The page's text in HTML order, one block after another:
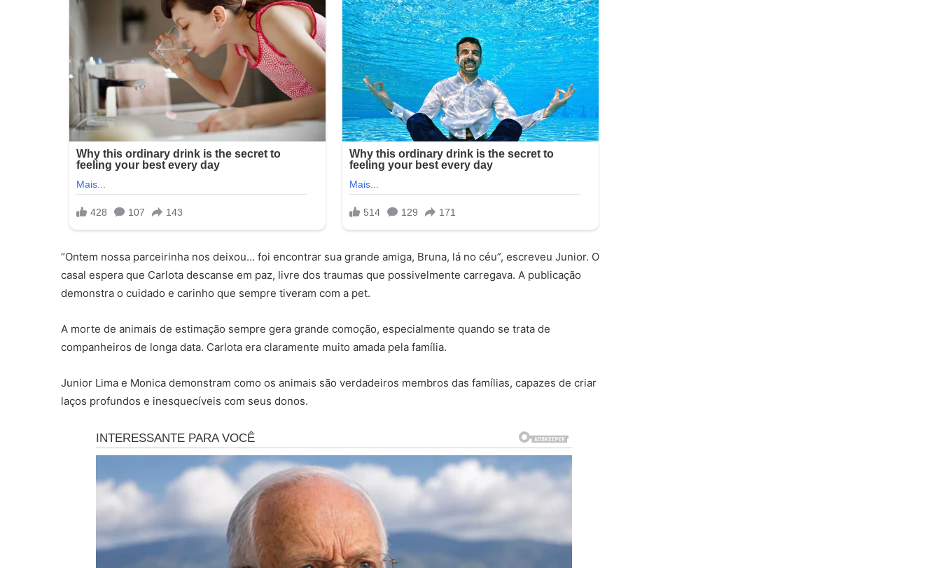
“Ontem nossa parceirinha nos deixou… foi encontrar sua grande amiga, Bruna, lá no céu”, escreveu Junior. O
casal espera que Carlota descanse em paz, livre dos traumas que possivelmente carregava. A publicação
demonstra o cuidado e carinho que sempre tiveram com a pet.
A morte de animais de estimação sempre gera grande comoção, especialmente quando se trata de
companheiros de longa data. Carlota era claramente muito amada pela família.
Junior Lima e Monica demonstram como os animais são verdadeiros membros das famílias, capazes de criar
laços profundos e inesquecíveis com seus donos.